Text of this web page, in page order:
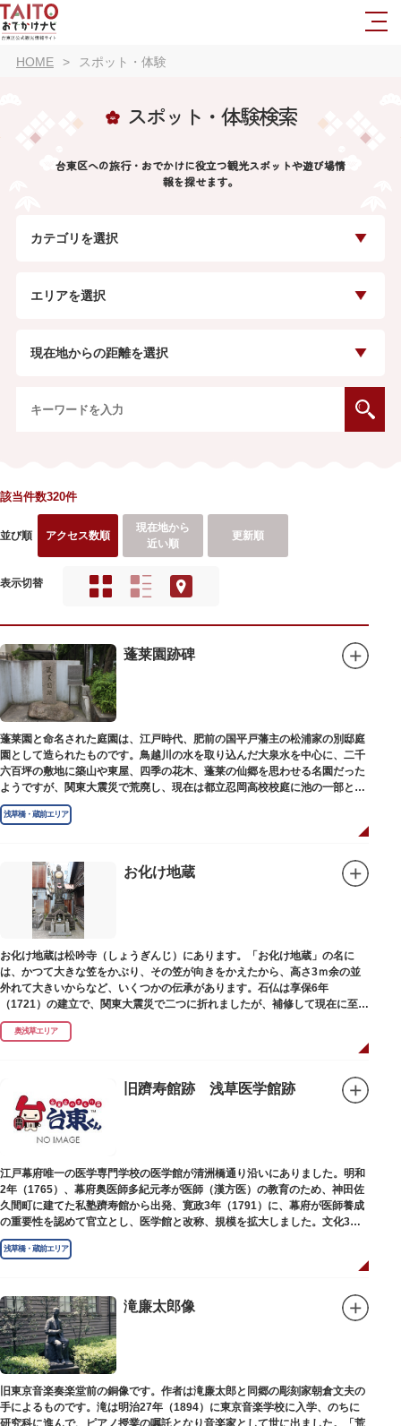
HOME スポット・体験
スポット・体験検索
台東区への旅行・おでかけに役立つ観光スポットや遊び場情
報を探せます。
カテゴリを選択
エリアを選択
現在地からの距離を選択
該当件数320件
並び順 アクセス数順
現在地から
近い順
更新順
表示切替
蓬莱園跡碑
蓬莱園と命名された庭園は、江戸時代、肥前の国平戸藩主の松浦家の別邸庭
園として造られたものです。鳥越川の水を取り込んだ大泉水を中心に、二千
六百坪の敷地に築山や東屋、四季の花木、蓬莱の仙郷を思わせる名園だった
ようですが、関東大震災で荒廃し、現在は都立忍岡高校校庭に池の一部と都
指定の天然記念物の大イチョウを残すのみです。
浅草橋・蔵前エリア
お化け地蔵
お化け地蔵は松吟寺（しょうぎんじ）にあります。「お化け地蔵」の名に
は、かつて大きな笠をかぶり、その笠が向きをかえたから、高さ3ｍ余の並
外れて大きいからなど、いくつかの伝承があります。石仏は享保6年
（1721）の建立で、関東大震災で二つに折れましたが、補修して現在に至っ
ています。常夜灯は、寛政2年（1790）に建てられました。
奥浅草エリア
旧躋寿館跡 浅草医学館跡
江戸幕府唯一の医学専門学校の医学館が清洲橋通り沿いにありました。明和
2年（1765）、幕府奥医師多紀元孝が医師（漢方医）の教育のため、神田佐
久間町に建てた私塾躋寿館から出発、寛政3年（1791）に、幕府が医師養成
の重要性を認めて官立とし、医学館と改称、規模を拡大しました。文化3年
（1806）、大火に遭い焼失しましたが、同年に旧向柳原一丁目に移転、再建
されました。
弟育成をはかるなど、江戸時代後期から明治維新に至る日本の医学振興に貢
献しました。
※現在、この場所に「旧躋寿館跡 浅草医学館跡」に関する案内板や説明版
等は設置されておりません。
浅草橋・蔵前エリア
滝廉太郎像
旧東京音楽奏楽堂前の銅像です。作者は滝廉太郎と同郷の彫刻家朝倉文夫の
手によるものです。滝は明治27年（1894）に東京音楽学校に入学、のちに
研究科に進んで、ピアノ授業の嘱託となり音楽家として世に出ました。「荒